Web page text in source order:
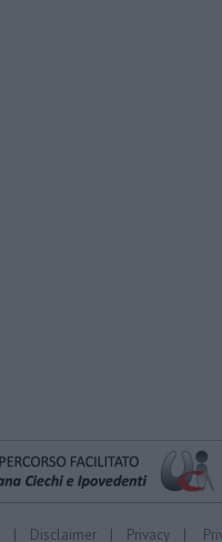
| Disclaimer | Privacy |